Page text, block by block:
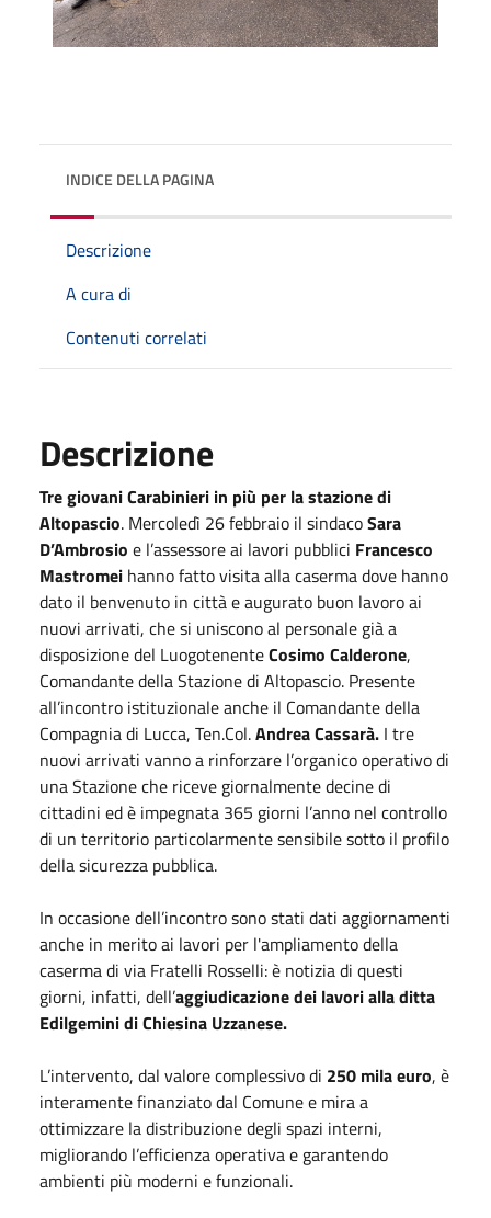
INDICE DELLA PAGINA
Descrizione
A cura di
Contenuti correlati
Descrizione
Tre giovani Carabinieri in più per la stazione di
Altopascio. Mercoledì 26 febbraio il sindacoSara
D’Ambrosio e l’assessore ai lavori pubblici Francesco
Mastromei hanno fatto visita alla caserma dove hanno
dato il benvenuto in città e augurato buon lavoro ai
nuovi arrivati, che si uniscono al personale già a
disposizione del LuogotenenteCosimo Calderone,
Comandante della Stazione di Altopascio. Presente
all’incontro istituzionale anche il Comandante della
Compagnia di Lucca, Ten.Col.Andrea Cassarà. I tre
nuovi arrivati vanno a rinforzare l’organico operativo di
una Stazione che riceve giornalmente decine di
cittadini ed è impegnata 365 giorni l’anno nel controllo
di un territorio particolarmente sensibile sotto il profilo
della sicurezza pubblica.
In occasione dell’incontro sono stati dati aggiornamenti
anche in merito ai lavori per l'ampliamento della
caserma di via Fratelli Rosselli: è notizia di questi
giorni, infatti, dell’aggiudicazione dei lavori alla ditta
Edilgemini di Chiesina Uzzanese.
L’intervento, dal valore complessivo di 250 mila euro, è
interamente finanziato dal Comune e mira a
ottimizzare la distribuzione degli spazi interni,
migliorando l’efficienza operativa e garantendo
ambienti più moderni e funzionali.